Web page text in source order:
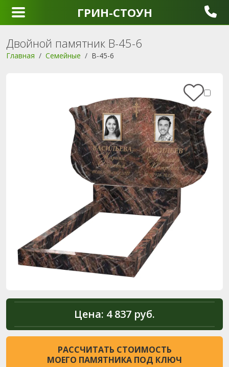
ГРИН-СТОУН
Двойной памятник B-45-6
Главная Семейные B-45-6
Цена: 4 837 руб.
РАССЧИТАТЬ СТОИМОСТЬ
МОЕГО ПАМЯТНИКА ПОД КЛЮЧ